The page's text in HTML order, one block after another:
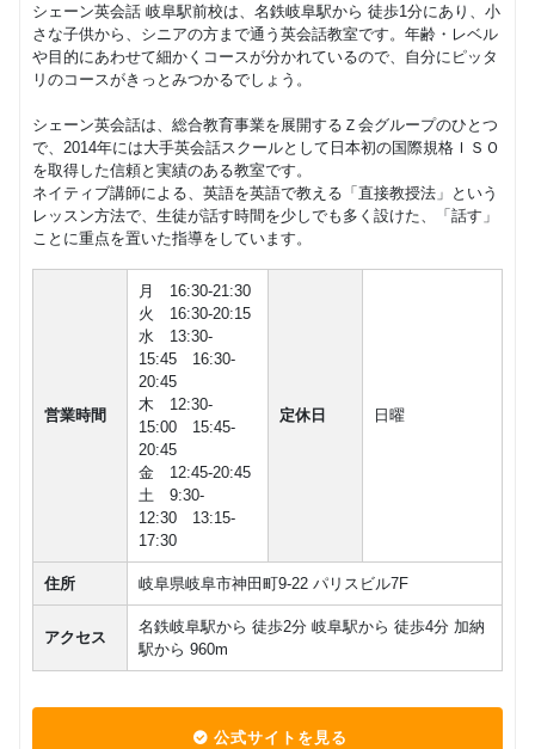
シェーン英会話 岐阜駅前校は、名鉄岐阜駅から 徒歩1分にあり、小
さな子供から、シニアの方まで通う英会話教室です。年齢・レベル
や目的にあわせて細かくコースが分かれているので、自分にピッタ
リのコースがきっとみつかるでしょう。
シェーン英会話は、総合教育事業を展開するＺ会グループのひとつ
で、2014年には大手英会話スクールとして日本初の国際規格ＩＳＯ
を取得した信頼と実績のある教室です。
ネイティブ講師による、英語を英語で教える「直接教授法」という
レッスン方法で、生徒が話す時間を少しでも多く設けた、「話す」
ことに重点を置いた指導をしています。
営業時間
月 16:30-21:30
火 16:30-20:15
水 13:30-
15:45 16:30-
20:45
木 12:30-
15:00 15:45-
20:45
金 12:45-20:45
土 9:30-
12:30 13:15-
17:30
定休日 日曜
住所 岐阜県岐阜市神田町9-22 パリスビル7F
アクセス
名鉄岐阜駅から 徒歩2分 岐阜駅から 徒歩4分 加納
駅から 960m
公式サイトを見る